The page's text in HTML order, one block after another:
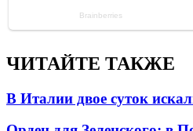
ЧИТАЙТЕ ТАКЖЕ
В Италии двое суток